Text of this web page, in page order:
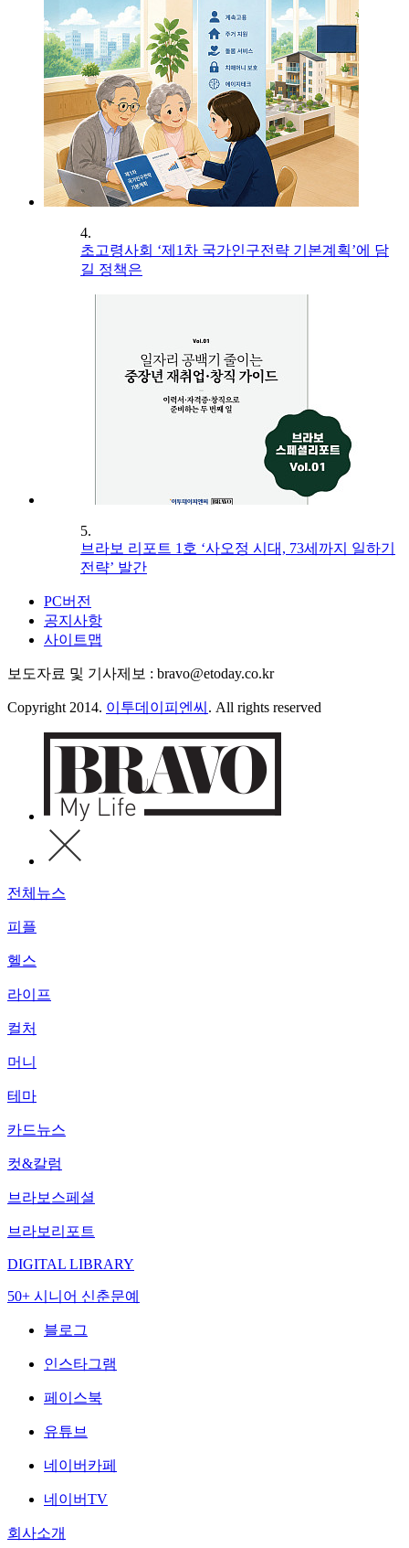
4.
초고령사회 ‘제1차 국가인구전략 기본계획’에 담
길 정책은
5.
브라보 리포트 1호 ‘사오정 시대, 73세까지 일하기
전략’ 발간
PC버전
공지사항
사이트맵
보도자료 및 기사제보 : bravo@etoday.co.kr
Copyright 2014. 이투데이피엔씨 . All rights reserved
전체뉴스
피플
헬스
라이프
컬처
머니
테마
카드뉴스
컷&칼럼
브라보스페셜
브라보리포트
DIGITAL LIBRARY
50+ 시니어 신춘문예
블로그
인스타그램
페이스북
유튜브
네이버카페
네이버TV
회사소개